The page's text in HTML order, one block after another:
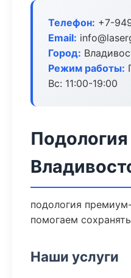
Телефон: +7-
Email:
Город:
Режим работы:
Вс: 11:00-19:00
Подология
подология
помогаем
Наши услуги